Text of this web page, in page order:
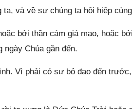
và về sự chúng ta hội hiệp
bởi thần cảm giả mạo, hoặc
Chúa gần đến.
Vì phải có sự bỏ đạo đến